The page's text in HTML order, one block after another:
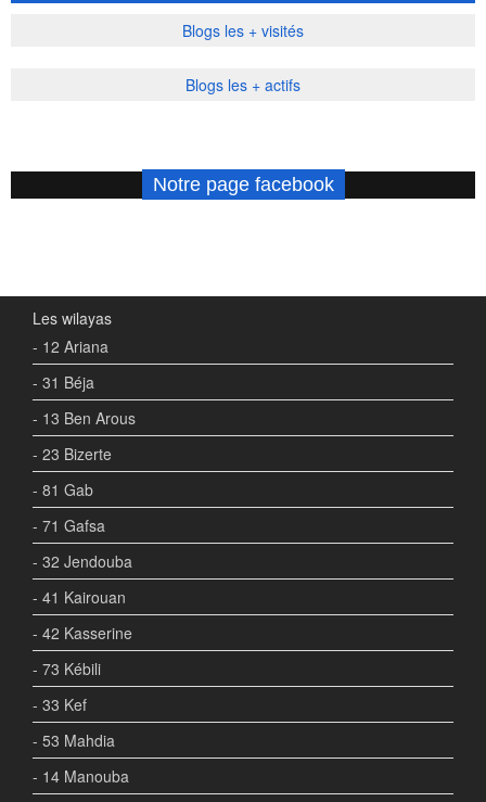
Blogs les + visités
Blogs les + actifs
Notre page facebook
Les wilayas
- 12 Ariana
- 31 Béja
- 13 Ben Arous
- 23 Bizerte
- 81 Gab
- 71 Gafsa
- 32 Jendouba
- 41 Kairouan
- 42 Kasserine
- 73 Kébili
- 33 Kef
- 53 Mahdia
- 14 Manouba